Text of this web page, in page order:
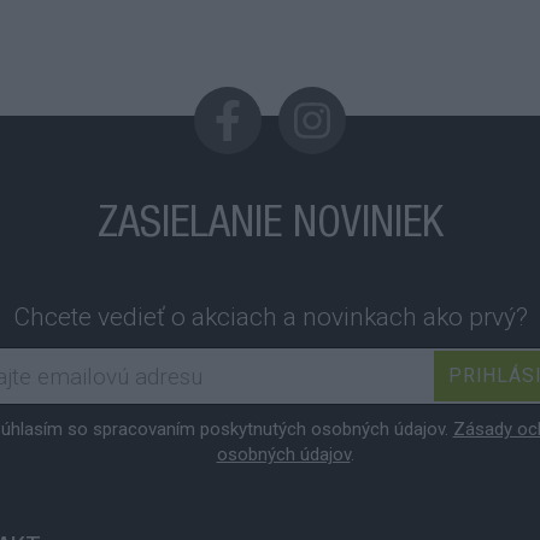
ZASIELANIE NOVINIEK
Chcete vedieť o akciach a novinkach ako prvý?
so spracovaním poskytnutých osobných údajov. Zásady
osobných údajov.